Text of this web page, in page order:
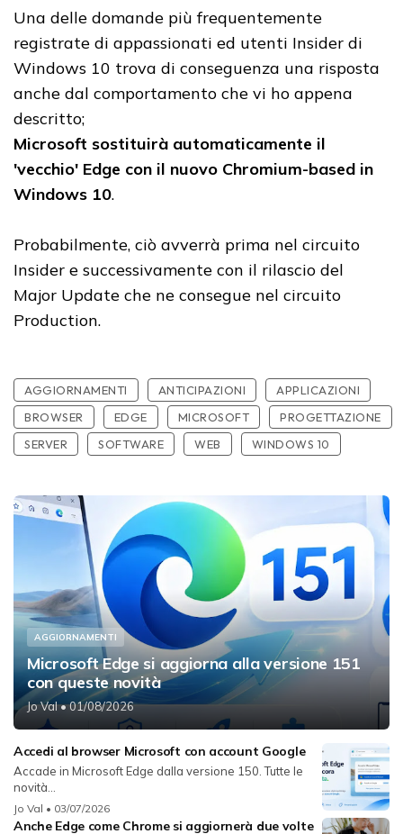
Una delle domande più frequentemente
registrate di appassionati ed utenti Insider di
Windows 10 trova di conseguenza una risposta
anche dal comportamento che vi ho appena
descritto;
Microsoft sostituirà automaticamente il
'vecchio' Edge con il nuovo Chromium-based in
Windows 10.
Probabilmente, ciò avverrà prima nel circuito
Insider e successivamente con il rilascio del
Major Update che ne consegue nel circuito
Production.
AGGIORNAMENTI ANTICIPAZIONI
APPLICAZIONI
BROWSER
EDGE MICROSOFT
PROGETTAZIONE
SERVER
SOFTWARE WEB WINDOWS 10
AGGIORNAMENTI
Microsoft Edge si aggiorna alla versione 151
con queste novità
Jo Val• 01/08/2026
Accedi al browser Microsoft con account Google
Accade in Microsoft Edge dalla versione 150. Tutte le
novità...
Jo Val • 03/07/2026
Anche Edge come Chrome si aggiornerà due volte